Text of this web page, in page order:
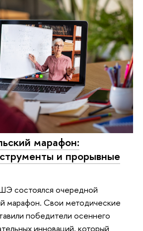
марафон:
и прорывные
состоялся очередной
марафон. Свои методические
победители осеннего
инноваций, который